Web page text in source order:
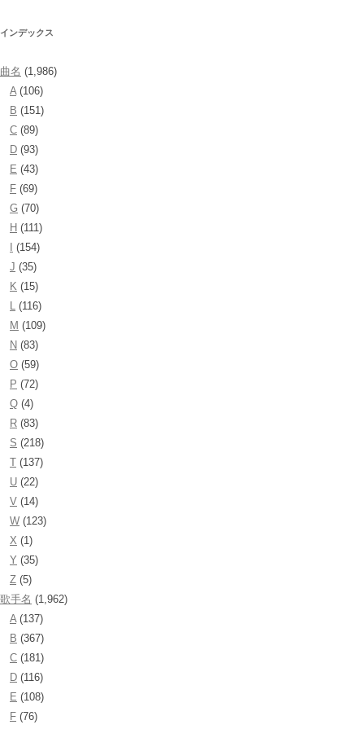
インデックス
曲名 (1,986)
A(106)
B (151)
C (89)
D (93)
E (43)
F (69)
G (70)
H (111)
(154)
J (35)
K (15)
L (116)
M (109)
N (83)
O (59)
P (72)
Q (4)
R (83)
S (218)
T (137)
U (22)
V (14)
W (123)
X (1)
Y (35)
Z (5)
歌手名 (1,962)
A(137)
B (367)
C (181)
D (116)
E (108)
F (76)